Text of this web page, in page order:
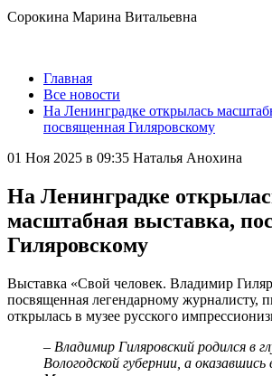
Сорокина Марина Витальевна
Главная
Все новости
На Ленинградке открылась
посвященная Гиляровскому
01 Ноя 2025 в 09:35 Наталья Анохина
На Ленинградке
масштабная выставка,
Гиляровскому
Выставка «Свой человек. Владимир
посвященная легендарному журналисту,
открылась в музее русского
– Владимир Гиляровский родился в
Вологодской губернии, а оказавшись